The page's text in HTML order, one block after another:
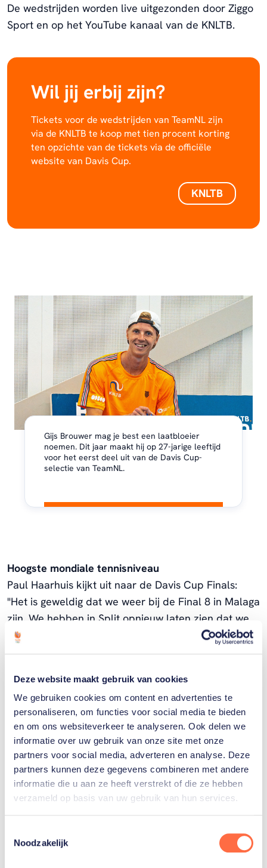
Deze website maakt gebruik van cookies
We gebruiken cookies om content en advertenties te
personaliseren, om functies voor social media te bieden
en om ons websiteverkeer te analyseren. Ook delen we
informatie over uw gebruik van onze site met onze
partners voor social media, adverteren en analyse. Deze
partners kunnen deze gegevens combineren met andere
informatie die u aan ze heeft verstrekt of die ze hebben
verzameld op basis van uw gebruik van hun services.
Noodzakelijk
De wedstrijden worden live uitgezonden door Ziggo
Sport en op het YouTube kanaal van de KNLTB.
Wil jij erbij zijn?
Tickets voor de wedstrijden van TeamNL zijn
via de KNLTB te koop met tien procent korting
ten opzichte van de tickets via de officiële
website van Davis Cup.
KNLTB
Gijs Brouwer mag je best een laatbloeier
noemen. Dit jaar maakt hij op 27-jarige leeftijd
voor het eerst deel uit van de Davis Cup-
selectie van TeamNL.
Hoogste mondiale tennisniveau
Paul Haarhuis kijkt uit naar de Davis Cup Finals:
"Het is geweldig dat we weer bij de Final 8 in Malaga
zijn. We hebben in Split opnieuw laten zien dat we
als team op het hoogste mondiale tennisniveau mee
doen. Het wordt een pittige strijd tegen Italië, want
top-20. Wij zijn als team sterk met goede single- én
dubbelspelers, dat kan het verschil maken."
Kwartfinales
TeamNL plaatste zich in september in Split als
groepswinnaar voor de Davis Cup Final 8, na winst
op Finland en de Verenigde Staten. De Davis Cup
Final 8 vindt plaats in Palacio de Deportes José
María Martín Carpena in Malaga. TeamNL speelt op
donderdag tegen Italië om 10.00 uur. Later die dag
nemen Servië en Groot-Brittannië het tegen elkaar